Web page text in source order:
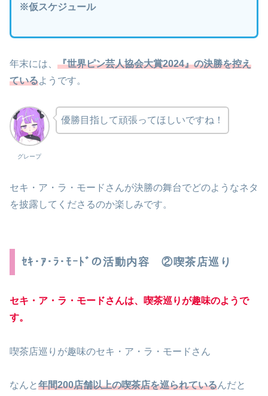
※仮スケジュール
年末には、 『世界ピン芸人協会大賞2024』の決勝を控え
ているようです。
グレープ
優勝目指して頑張ってほしいですね！
セキ・ア・ラ・モードさんが決勝の舞台でどのようなネタ
を披露してくださるのか楽しみです。
ｾｷ･ｱ･ﾗ･ﾓｰﾄﾞの活動内容 ②喫茶店巡り
セキ・ア・ラ・モードさんは、喫茶巡りが趣味のようで
す。
喫茶店巡りが趣味のセキ・ア・ラ・モードさん
なんと年間200店舗以上の喫茶店を巡られているんだと